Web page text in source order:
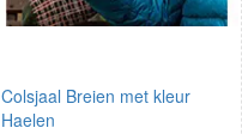
Colsjaal Breien met kleur
Haelen